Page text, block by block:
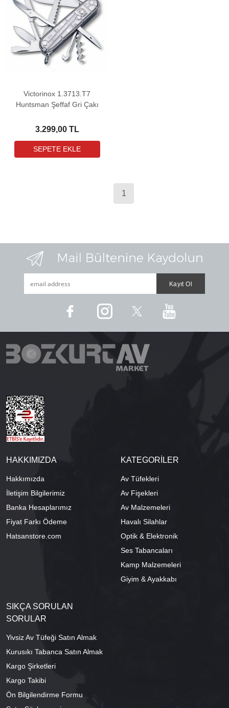
Victorinox 1.3713.T7
Huntsman Şeffaf Gri Çakı
3.299,00 TL
1
HAKKIMIZDA
Hakkımızda
İletişim Bilgilerimiz
Banka Hesaplarımız
Fiyat Farkı Ödeme
Hatsanstore.com
KATEGORİLER
Av Tüfekleri
Av Fişekleri
Av Malzemeleri
Havalı Silahlar
Optik & Elektronik
Ses Tabancaları
Kamp Malzemeleri
Giyim & Ayakkabı
SIKÇA SORULAN
SORULAR
Yivsiz Av Tüfeği Satın Almak
Kurusıkı Tabanca Satın Almak
Kargo Şirketleri
Kargo Takibi
Ön Bilgilendirme Formu